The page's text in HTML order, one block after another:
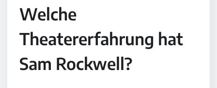
Welche
Theatererfahrung hat
Sam Rockwell?